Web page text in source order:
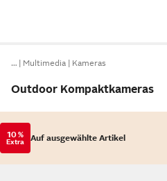
… Multimedia Kameras
Outdoor Kompaktkameras
10 %
Extra Auf ausgewählte Artikel